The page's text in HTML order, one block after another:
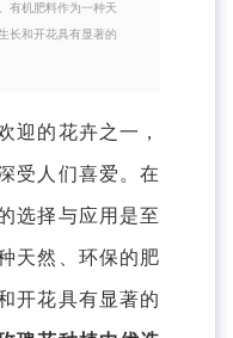
有机肥料作为一种天
长和开花具有显著的
的花卉之一，
受人们喜爱。在
选择与应用是至
天然、环保的肥
开花具有显著的